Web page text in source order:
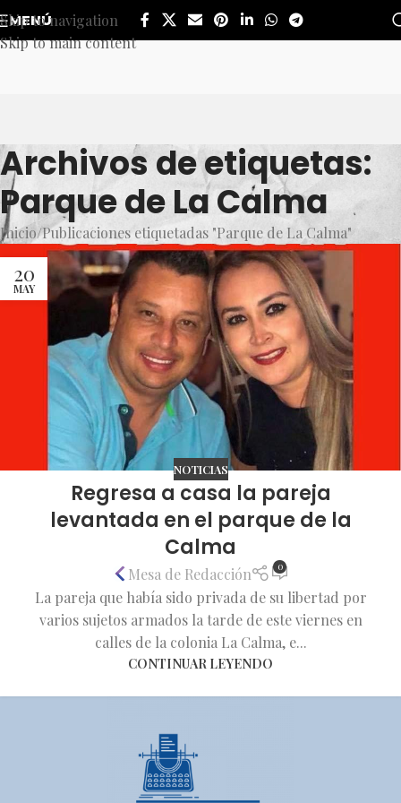
Skip to navigation
Skip to main content
MENÚ
Archivos de etiquetas:
Parque de La Calma
Inicio Publicaciones etiquetadas "Parque de La Calma"
20
MAY
NOTICIAS
Regresa a casa la pareja
levantada en el parque de la
Calma
Mesa de Redacción 0
La pareja que había sido privada de su libertad por
varios sujetos armados la tarde de este viernes en
calles de la colonia La Calma, e...
CONTINUAR LEYENDO